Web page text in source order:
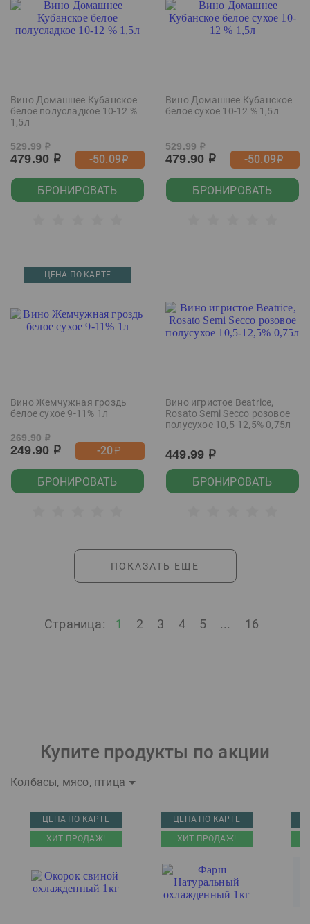
Вино Домашнее Кубанское
белое полусладкое 10-12 %
1,5л
529.99 р
479.90 р -50.09р
БРОНИРОВАТЬ
Вино Домашнее Кубанское
белое сухое 10-12 % 1,5л
529.99 р
479.90 р -50.09р
БРОНИРОВАТЬ
ЦЕНА ПО КАРТЕ
Вино Жемчужная гроздь
белое сухое 9-11% 1л
269.90 р
249.90 р -20р
БРОНИРОВАТЬ
Вино игристое Beatrice,
Rosato Semi Secco розовое
полусухое 10,5-12,5% 0,75л
449.99 р
БРОНИРОВАТЬ
ПОКАЗАТЬ ЕЩЕ
Страница: 1 2 3 4 5 ... 16
Купите продукты по акции
Колбасы, мясо, птица
ЦЕНА ПО КАРТЕ
ХИТ ПРОДАЖ!
ЦЕНА ПО КАРТЕ
ХИТ ПРОДАЖ!